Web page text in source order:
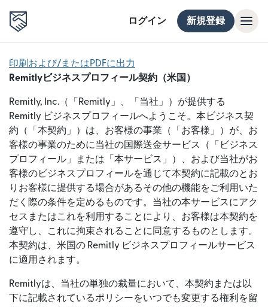
ログイン 新規登録
印刷および/またはPDFに出力
Remitlyビジネスプロフィール契約（米国）
Remitly, Inc.（「Remitly」、「当社」）が提供する
Remitly ビジネスプロフィールへようこそ。本ビジネス契
約（「本契約」）は、お客様の事業（「お客様」）が、お
客様の事業のために当社の国際送金サービス（「ビジネス
プロフィール」または「本サービス」）、および当社がお
客様のビジネスプロフィールを通じて本契約に記載のとお
りお客様に提供する場合があるその他の機能をご利用いた
だく際の条件を定めるものです。当社の本サービスにアク
セスまたはこれを利用することにより、お客様は本契約を
遵守し、これに拘束されることに同意するものとします。
本契約は、米国の Remitly ビジネスプロフィールサービス
に適用されます。
Remitlyは、当社の単独の裁量において、本契約または以
下に記載されているポリシーをいつでも変更する権利を留